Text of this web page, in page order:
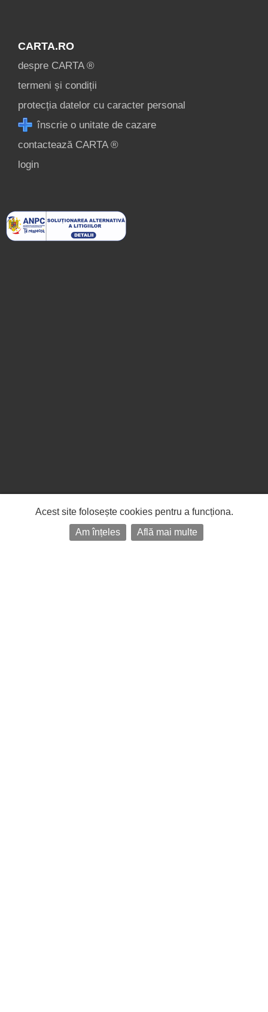
CARTA.RO
despre CARTA ®
termeni și condiții
protecția datelor cu caracter personal
înscrie o unitate de cazare
contactează CARTA ®
login
Acest site folosește cookies pentru a funcționa.
Am înțeles
Află mai multe